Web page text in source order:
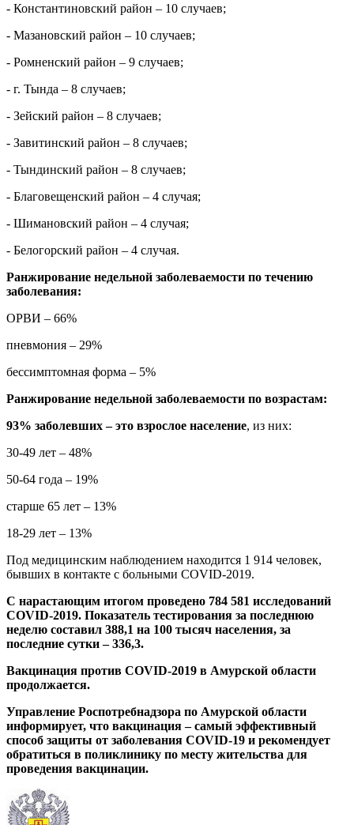
- Константиновский район – 10 случаев;
- Мазановский район – 10 случаев;
- Ромненский район – 9 случаев;
- г. Тында – 8 случаев;
- Зейский район – 8 случаев;
- Завитинский район – 8 случаев;
- Тындинский район – 8 случаев;
- Благовещенский район – 4 случая;
- Шимановский район – 4 случая;
- Белогорский район – 4 случая.
Ранжирование недельной заболеваемости по течению
заболевания:
ОРВИ – 66%
пневмония – 29%
бессимптомная форма – 5%
Ранжирование недельной заболеваемости по возрастам:
93% заболевших – это взрослое население, из них:
30-49 лет – 48%
50-64 года – 19%
старше 65 лет – 13%
18-29 лет – 13%
Под медицинским наблюдением находится 1 914 человек,
бывших в контакте с больными COVID-2019.
С нарастающим итогом проведено 784 581 исследований
COVID-2019. Показатель тестирования за последнюю
неделю составил 388,1 на 100 тысяч населения, за
последние сутки – 336,3.
Вакцинация против COVID-2019 в Амурской области
продолжается.
Управление Роспотребнадзора по Амурской области
информирует, что вакцинация – самый эффективный
способ защиты от заболевания COVID-19 и рекомендует
обратиться в поликлинику по месту жительства для
проведения вакцинации.